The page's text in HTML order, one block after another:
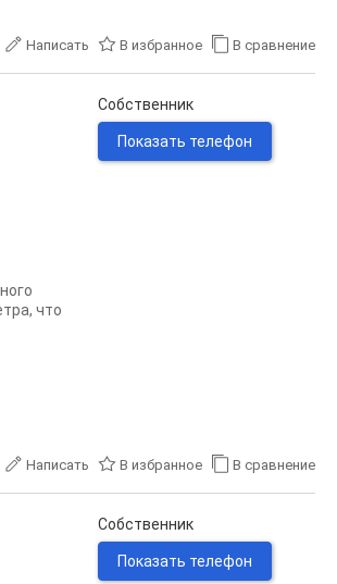
Написать В избранное В сравнение
что
Собственник
Показать телефон
Написать В избранное В сравнение
Собственник
Показать телефон